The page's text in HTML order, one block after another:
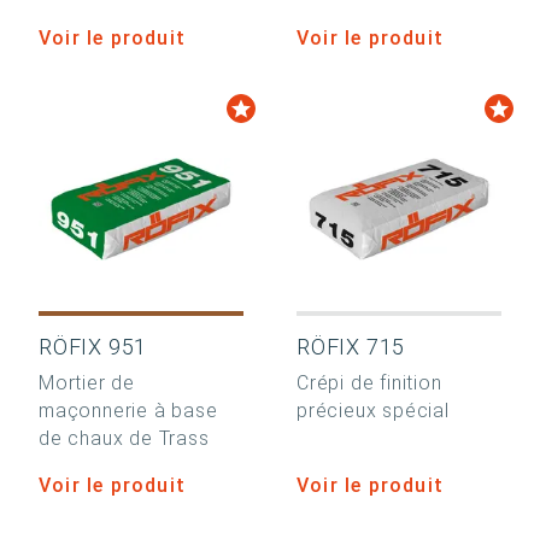
Voir le produit Voir le produit
RÖFIX 951
Mortier de
maçonnerie à base
de chaux de Trass
Voir le produit
RÖFIX 715
Crépi de finition
précieux spécial
Voir le produit